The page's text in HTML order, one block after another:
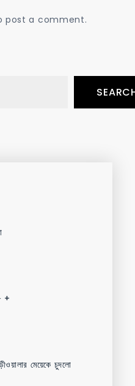
post a comment.
+
মেয়েকে চুদলো